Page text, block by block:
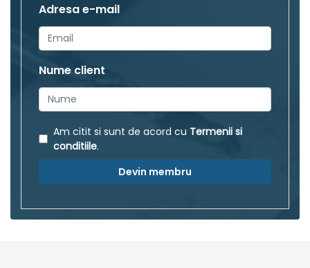
Adresa e-mail
Nume client
Am citit si sunt de acord cu Termenii si
conditiile.
Devin membru